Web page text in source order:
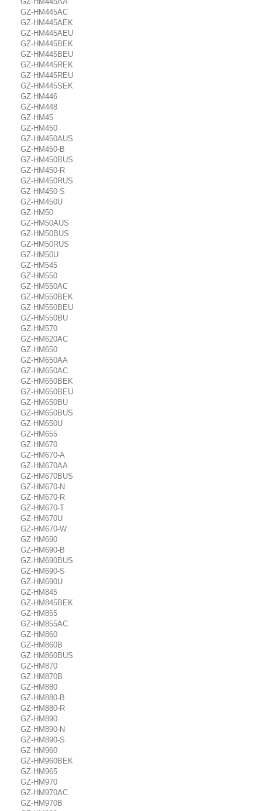
GZ-HM445AC
GZ-HM445AEK
GZ-HM445AEU
GZ-HM445BEK
GZ-HM445BEU
GZ-HM445REK
GZ-HM445REU
GZ-HM445SEK
GZ-HM446
GZ-HM448
GZ-HM45
GZ-HM450
GZ-HM450AUS
GZ-HM450-B
GZ-HM450BUS
GZ-HM450-R
GZ-HM450RUS
GZ-HM450-S
GZ-HM450U
GZ-HM50
GZ-HM50AUS
GZ-HM50BUS
GZ-HM50RUS
GZ-HM50U
GZ-HM545
GZ-HM550
GZ-HM550AC
GZ-HM550BEK
GZ-HM550BEU
GZ-HM550BU
GZ-HM570
GZ-HM620AC
GZ-HM650
GZ-HM650AA
GZ-HM650AC
GZ-HM650BEK
GZ-HM650BEU
GZ-HM650BU
GZ-HM650BUS
GZ-HM650U
GZ-HM655
GZ-HM670
GZ-HM670-A
GZ-HM670AA
GZ-HM670BUS
GZ-HM670-N
GZ-HM670-R
GZ-HM670-T
GZ-HM670U
GZ-HM670-W
GZ-HM690
GZ-HM690-B
GZ-HM690BUS
GZ-HM690-S
GZ-HM690U
GZ-HM845
GZ-HM845BEK
GZ-HM855
GZ-HM855AC
GZ-HM860
GZ-HM860B
GZ-HM860BUS
GZ-HM870
GZ-HM870B
GZ-HM880
GZ-HM880-B
GZ-HM880-R
GZ-HM890
GZ-HM890-N
GZ-HM890-S
GZ-HM960
GZ-HM960BEK
GZ-HM965
GZ-HM970
GZ-HM970AC
GZ-HM970B